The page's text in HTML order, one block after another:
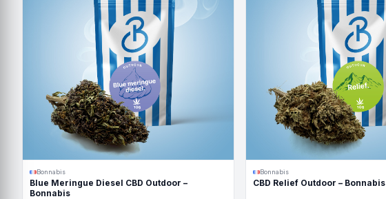
Bonnabis
Blue Meringue Diesel CBD Outdoor –
Bonnabis
Bonnabis
CBD Relief Outdoor – Bonnabis